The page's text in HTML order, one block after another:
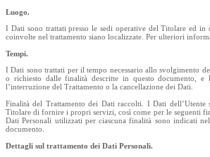
Luogo.
I Dati sono trattati presso le sedi operative del Titolare ed
coinvolte nel trattamento siano localizzate. Per ulteriori
Tempi.
I Dati sono trattati per il tempo necessario allo svolgimento
o richiesto dalle finalità descritte in questo documento, e
l’interruzione del Trattamento o la cancellazione dei Dati.
Finalità del Trattamento dei Dati raccolti. I Dati dell’Utente
Titolare di fornire i propri servizi, così come per le seguenti
Dati Personali utilizzati per ciascuna finalità sono indicati
documento.
Dettagli sul trattamento dei Dati Personali.